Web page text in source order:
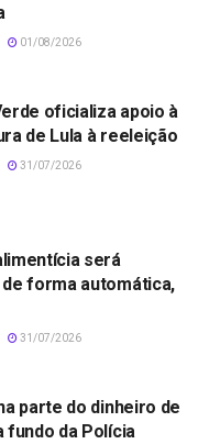
01/08/2026
oficializa apoio à
de Lula à reeleição
31/07/2026
será
forma automática,
31/07/2026
parte do dinheiro de
fundo da Polícia